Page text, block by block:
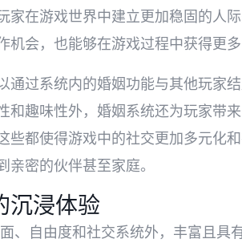
家在游戏世界中建立更加稳固的人
会，也能够在游戏过程中获得更多
通过系统内的婚姻功能与其他玩家
和趣味性外，婚姻系统还为玩家带
些都使得游戏中的社交更加多元化
密的伙伴甚至家庭。
沉浸体验
、自由度和社交系统外，丰富且具